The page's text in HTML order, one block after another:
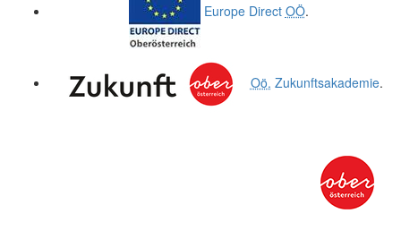
Europe Direct OÖ.
Oö. Zukunftsakademie.